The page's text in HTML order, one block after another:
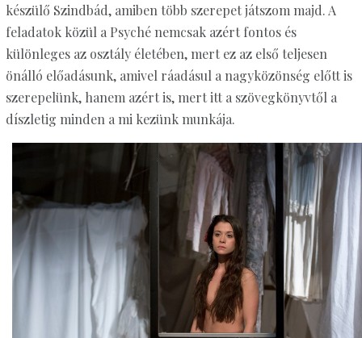
készülő Szindbád, amiben több szerepet játszom majd. A
feladatok közül a Psyché nemcsak azért fontos és
különleges az osztály életében, mert ez az első teljesen
önálló előadásunk, amivel ráadásul a nagyközönség előtt is
szerepelünk, hanem azért is, mert itt a szövegkönyvtől a
díszletig minden a mi kezünk munkája.